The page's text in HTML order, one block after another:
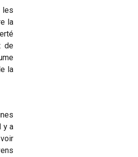
les
la
de
la
y a